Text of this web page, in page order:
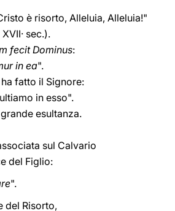
è risorto, Alleluia, Alleluia!"
sec.).
fecit Dominus:
in ea".
fatto il Signore:
in esso".
esultanza.
sul Calvario
del Figlio:
".
del Risorto,